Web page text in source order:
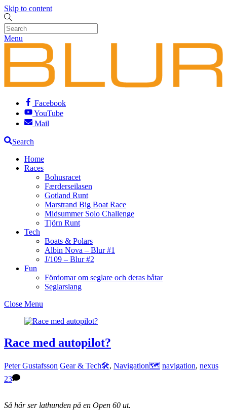
Skip to content
Menu
Facebook
YouTube
Mail
Search
Home
Races
Bohusracet
Færderseilasen
Gotland Runt
Marstrand Big Boat Race
Midsummer Solo Challenge
Tjörn Runt
Tech
Boats & Polars
Albin Nova – Blur #1
J/109 – Blur #2
Fun
Fördomar om seglare och deras båtar
Seglarslang
Close Menu
Race med autopilot?
Peter Gustafsson Gear & Tech🛠, Navigation🗺 navigation, nexus
23
Så här ser lathunden på en Open 60 ut.